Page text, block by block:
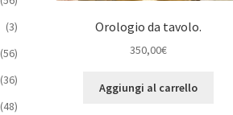
Orologio da tavolo.
350,00€
Aggiungi al carrello
(3)
(56)
(36)
(48)